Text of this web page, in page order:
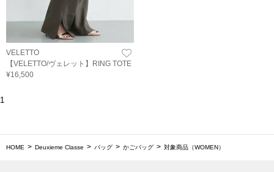
VELETTO
【VELETTO/ヴェレット】RING TOTE
¥16,500
1
HOME Deuxieme Classe バッグ かごバッグ 対象商品（WOMEN）